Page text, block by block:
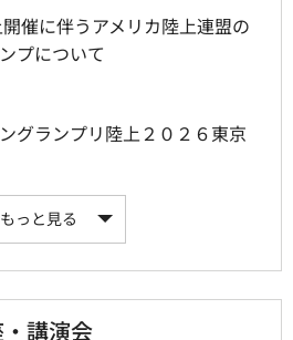
催に伴うアメリカ陸上連盟の
プについて
グランプリ陸上２０２６東京
もっと見る
講演会